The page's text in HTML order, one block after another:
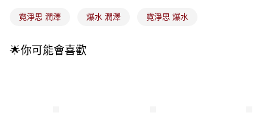
4.訂單成立30分鐘內，如未前往確認交易或遇審核未通過，訂單將自動取
法說明評估內容。
【繳款方式說明】
全家取貨付款
付款後全家取貨
霓淨思 潤澤 爆水 潤澤 霓淨思 爆水
🌟你可能會喜歡